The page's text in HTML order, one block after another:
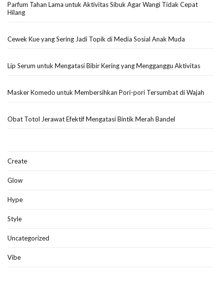
Parfum Tahan Lama untuk Aktivitas Sibuk Agar Wangi Tidak Cepat
Hilang
Cewek Kue yang Sering Jadi Topik di Media Sosial Anak Muda
Lip Serum untuk Mengatasi Bibir Kering yang Mengganggu Aktivitas
Masker Komedo untuk Membersihkan Pori-pori Tersumbat di Wajah
Obat Totol Jerawat Efektif Mengatasi Bintik Merah Bandel
Create
Glow
Hype
Style
Uncategorized
Vibe